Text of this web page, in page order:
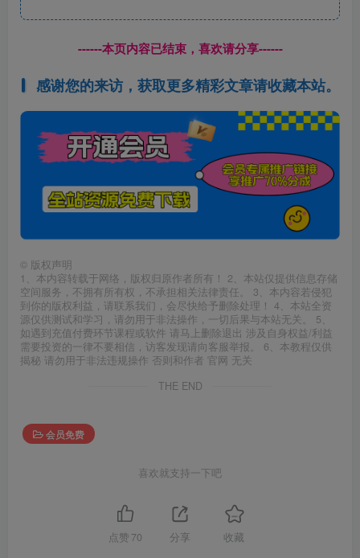
------本页内容已结束，喜欢请分享------
感谢您的来访，获取更多精彩文章请收藏本站。
© 版权声明
1、本内容转载于网络，版权归原作者所有！ 2、本站仅提供信息存储
空间服务，不拥有所有权，不承担相关法律责任。 3、本内容若侵犯
到你的版权利益，请联系我们，会尽快给予删除处理！ 4、本站全资
源仅供测试和学习，请勿用于非法操作，一切后果与本站无关。 5、
如遇到充值付费环节课程或软件 请马上删除退出 涉及自身权益/利益
需要投资的一律不要相信，访客发现请向客服举报。 6、本教程仅供
揭秘 请勿用于非法违规操作 否则和作者 官网 无关
THE END
会员免费
喜欢就支持一下吧
点赞 70 分享 收藏